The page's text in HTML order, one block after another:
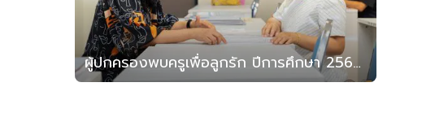
ผู้ปกครองพบครูเพื่อลูกรัก ปีการศึกษา 2565 ภาคเรียนที่ 2